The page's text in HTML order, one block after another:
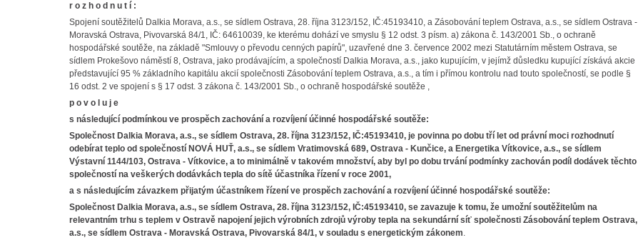
r o z h o d n u t í :
Spojení soutěžitelů Dalkia Morava, a.s., se sídlem Ostrava, 28. října 3123/152, IČ:45193410, a Zásobování teplem Ostrava, a.s., se sídlem Ostrava -
Moravská Ostrava, Pivovarská 84/1, IČ: 64610039, ke kterému dohází ve smyslu § 12 odst. 3 písm. a) zákona č. 143/2001 Sb., o ochraně
hospodářské soutěže, na základě "Smlouvy o převodu cenných papírů", uzavřené dne 3. července 2002 mezi Statutárním městem Ostrava, se
sídlem Prokešovo náměstí 8, Ostrava, jako prodávajícím, a společností Dalkia Morava, a.s., jako kupujícím, v jejímž důsledku kupující získává akcie
představující 95 % základního kapitálu akcií společnosti Zásobování teplem Ostrava, a.s., a tím i přímou kontrolu nad touto společností, se podle §
16 odst. 2 ve spojení s § 17 odst. 3 zákona č. 143/2001 Sb., o ochraně hospodářské soutěže ,
p o v o l u j e
s následující podmínkou ve prospěch zachování a rozvíjení účinné hospodářské soutěže:
Společnost Dalkia Morava, a.s., se sídlem Ostrava, 28. října 3123/152, IČ:45193410, je povinna po dobu tří let od právní moci rozhodnutí
odebírat teplo od společností NOVÁ HUŤ, a.s., se sídlem Vratimovská 689, Ostrava - Kunčice, a Energetika Vítkovice, a.s., se sídlem
Výstavní 1144/103, Ostrava - Vítkovice, a to minimálně v takovém množství, aby byl po dobu trvání podmínky zachován podíl dodávek těchto
společností na veškerých dodávkách tepla do sítě účastníka řízení v roce 2001,
a s následujícím závazkem přijatým účastníkem řízení ve prospěch zachování a rozvíjení účinné hospodářské soutěže:
Společnost Dalkia Morava, a.s., se sídlem Ostrava, 28. října 3123/152, IČ:45193410, se zavazuje k tomu, že umožní soutěžitelům na
relevantním trhu s teplem v Ostravě napojení jejich výrobních zdrojů výroby tepla na sekundární síť společnosti Zásobování teplem Ostrava,
a.s., se sídlem Ostrava - Moravská Ostrava, Pivovarská 84/1, v souladu s energetickým zákonem.